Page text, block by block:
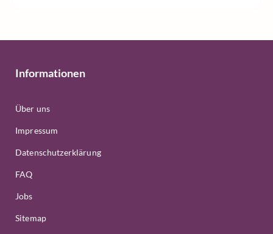
Informationen
Über uns
Impressum
Datenschutzerklärung
FAQ
Jobs
Sitemap